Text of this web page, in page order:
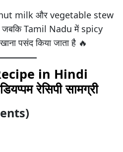
milk और vegetable stew
जबकि Tamil Nadu में spicy
पसंद किया जाता है 🔥
in Hindi
रेसिपी सामग्री